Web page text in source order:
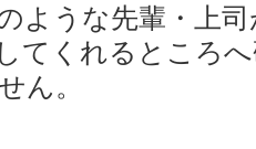
ような先輩・上
てくれるところ
ん。